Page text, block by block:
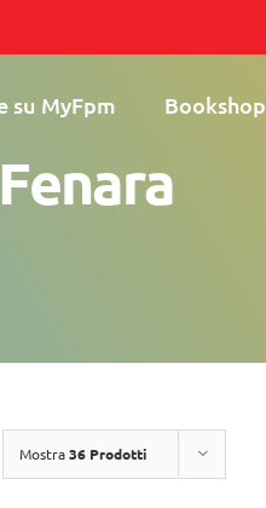
su MyFpm Bookshop
Mostra36 Prodotti